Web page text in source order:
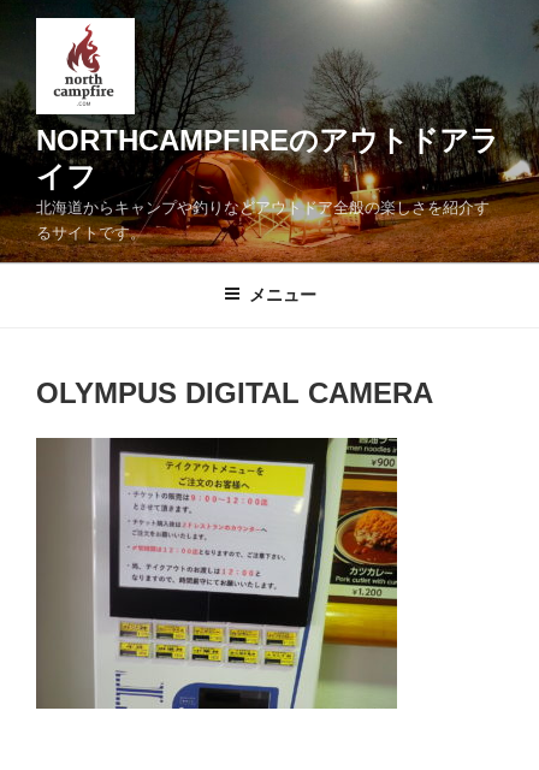
ン
ツ
へ
キ
ッ
NORTHCAMPFIREのアウトドアラ
イフ
北海道からキャンプや釣りなどアウトドア全般の楽しさを紹介す
るサイトです。
メニュー
OLYMPUS DIGITAL CAMERA